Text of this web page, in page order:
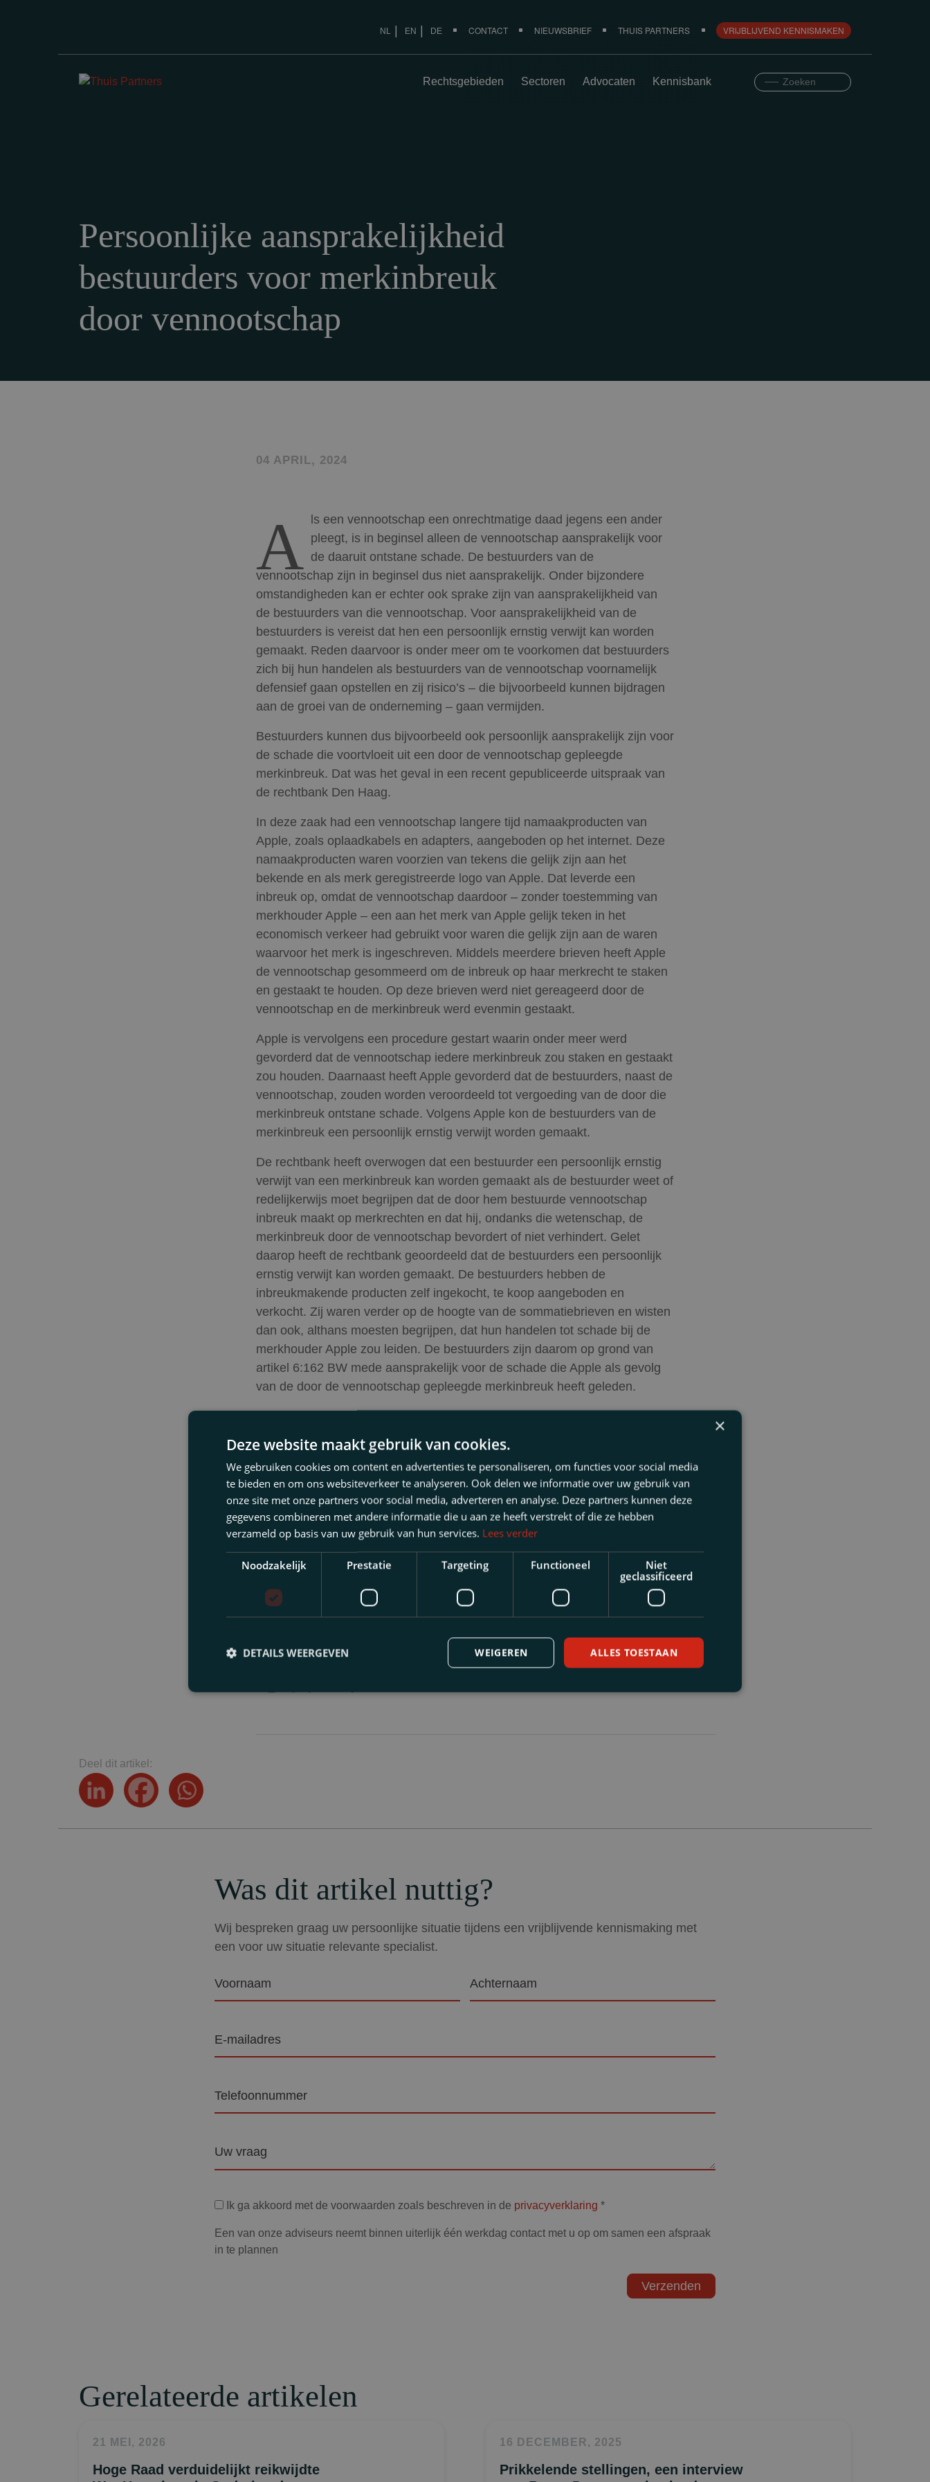
NL EN DE CONTACT NIEUWSBRIEF THUIS PARTNERS VRIJBLIJVEND KENNISMAKEN
Rechtsgebieden Sectoren Advocaten Kennisbank
Persoonlijke aansprakelijkheid
bestuurders voor merkinbreuk
door vennootschap
04 APRIL, 2024
A
ls een vennootschap een onrechtmatige daad jegens een ander
pleegt, is in beginsel alleen de vennootschap aansprakelijk voor
de daaruit ontstane schade. De bestuurders van de
vennootschap zijn in beginsel dus niet aansprakelijk. Onder bijzondere
omstandigheden kan er echter ook sprake zijn van aansprakelijkheid van
de bestuurders van die vennootschap. Voor aansprakelijkheid van de
bestuurders is vereist dat hen een persoonlijk ernstig verwijt kan worden
gemaakt. Reden daarvoor is onder meer om te voorkomen dat bestuurders
zich bij hun handelen als bestuurders van de vennootschap voornamelijk
defensief gaan opstellen en zij risico’s – die bijvoorbeeld kunnen bijdragen
aan de groei van de onderneming – gaan vermijden.
Bestuurders kunnen dus bijvoorbeeld ook persoonlijk aansprakelijk zijn voor
de schade die voortvloeit uit een door de vennootschap gepleegde
merkinbreuk. Dat was het geval in een recent gepubliceerde uitspraak van
de rechtbank Den Haag.
In deze zaak had een vennootschap langere tijd namaakproducten van
Apple, zoals oplaadkabels en adapters, aangeboden op het internet. Deze
namaakproducten waren voorzien van tekens die gelijk zijn aan het
bekende en als merk geregistreerde logo van Apple. Dat leverde een
inbreuk op, omdat de vennootschap daardoor – zonder toestemming van
merkhouder Apple – een aan het merk van Apple gelijk teken in het
economisch verkeer had gebruikt voor waren die gelijk zijn aan de waren
waarvoor het merk is ingeschreven. Middels meerdere brieven heeft Apple
de vennootschap gesommeerd om de inbreuk op haar merkrecht te staken
en gestaakt te houden. Op deze brieven werd niet gereageerd door de
vennootschap en de merkinbreuk werd evenmin gestaakt.
Apple is vervolgens een procedure gestart waarin onder meer werd
gevorderd dat de vennootschap iedere merkinbreuk zou staken en gestaakt
zou houden. Daarnaast heeft Apple gevorderd dat de bestuurders, naast de
vennootschap, zouden worden veroordeeld tot vergoeding van de door die
merkinbreuk ontstane schade. Volgens Apple kon de bestuurders van de
merkinbreuk een persoonlijk ernstig verwijt worden gemaakt.
De rechtbank heeft overwogen dat een bestuurder een persoonlijk ernstig
verwijt van een merkinbreuk kan worden gemaakt als de bestuurder weet of
redelijkerwijs moet begrijpen dat de door hem bestuurde vennootschap
inbreuk maakt op merkrechten en dat hij, ondanks die wetenschap, de
merkinbreuk door de vennootschap bevordert of niet verhindert. Gelet
daarop heeft de rechtbank geoordeeld dat de bestuurders een persoonlijk
ernstig verwijt kan worden gemaakt. De bestuurders hebben de
inbreukmakende producten zelf ingekocht, te koop aangeboden en
verkocht. Zij waren verder op de hoogte van de sommatiebrieven en wisten
dan ook, althans moesten begrijpen, dat hun handelen tot schade bij de
merkhouder Apple zou leiden. De bestuurders zijn daarom op grond van
artikel 6:162 BW mede aansprakelijk voor de schade die Apple als gevolg
van de door de vennootschap gepleegde merkinbreuk heeft geleden.
ook de bestuurders van een inbreukmakende vennootschap kunnen
aanspreken als hen van die inbreuk een persoonlijk ernstig verwijt kan
worden gemaakt. Voor bestuurders van een vennootschap die inbreuk
maakt op het merkrecht van een ander is het goed om te realiseren dat zij
ook door de merkhouder aansprakelijk gesteld kunnen worden. Zeker als zij
niets doen om de merkinbreuk te verhinderen of deze zelfs bevorderen.
Deel dit artikel:
Was dit artikel nuttig?
Wij bespreken graag uw persoonlijke situatie tijdens een vrijblijvende kennismaking met
een voor uw situatie relevante specialist.
mailadres
Privacyverklaring
Ik ga akkoord met de voorwaarden zoals beschreven in de privacyverklaring *
Een van onze adviseurs neemt binnen uiterlijk één werkdag contact met u op om samen een afspraak
in te plannen
Gerelateerde artikelen
21 MEI, 2026
Hoge Raad verduidelijkt reikwijdte
16 DECEMBER, 2025
Prikkelende stellingen, een interview
×
Deze website maakt gebruik van cookies.
We gebruiken cookies om content en advertenties te personaliseren, om functies voor social media
te bieden en om ons websiteverkeer te analyseren. Ook delen we informatie over uw gebruik van
onze site met onze partners voor social media, adverteren en analyse. Deze partners kunnen deze
gegevens combineren met andere informatie die u aan ze heeft verstrekt of die ze hebben
verzameld op basis van uw gebruik van hun services. Lees verder
Noodzakelijk Prestatie Targeting Functioneel
Niet
geclassificeerd
ALLES TOESTAAN
WEIGEREN
DETAILS WEERGEVEN